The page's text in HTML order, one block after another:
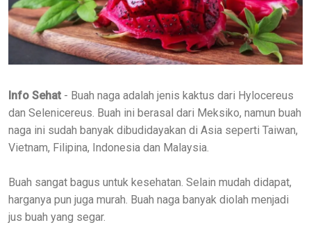
Info Sehat - Buah naga adalah jenis kaktus dari Hylocereus
dan Selenicereus. Buah ini berasal dari Meksiko, namun buah
naga ini sudah banyak dibudidayakan di Asia seperti Taiwan,
Vietnam, Filipina, Indonesia dan Malaysia.
Buah sangat bagus untuk kesehatan. Selain mudah didapat,
harganya pun juga murah. Buah naga banyak diolah menjadi
jus buah yang segar.